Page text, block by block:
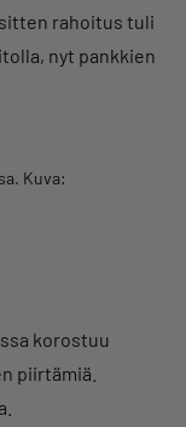
rahoitus tuli
nyt pankkien
Kuva:
korostuu
piirtämiä.